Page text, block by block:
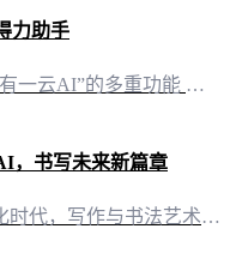
力助手
创意无限，智能赋能——深入解析“有一云AI”的多重功能 一、AI写作与排版，打造个性化内容在信息爆炸的今天，内容创作成为自媒体人的核心竞争力。而“有一云AI”的出现，无疑为创作者们带来了一场革命。这款软件以其独特的AI智能写作与排版功能，为自媒体创作者提供了一站式的解决方案。 二、千款装修皮肤，个性化内容展示“有一云AI”在内容排版方面独具匠心，提供包含标题、内容、图文、分隔、引导等五大类数千款
，书写未来新篇章
一、智能赋能，书写新篇章在数字化时代，写作与书法艺术正经历着一场前所未有的变革。传统书法的韵味与AI技术的智慧相融合，诞生了“有一云AI”书法字AI，这款创新型的智能写作工具，不仅革新了内容创作的形式，也为书法艺术注入了新的活力。 二、AI智能写作，让书法更轻松“有一云AI”书法字AI，以其独特的AI智能写作功能，为用户提供了前所未有的便捷。无论是公众号、头条号，还是小红书、百家号，甚至是知乎、